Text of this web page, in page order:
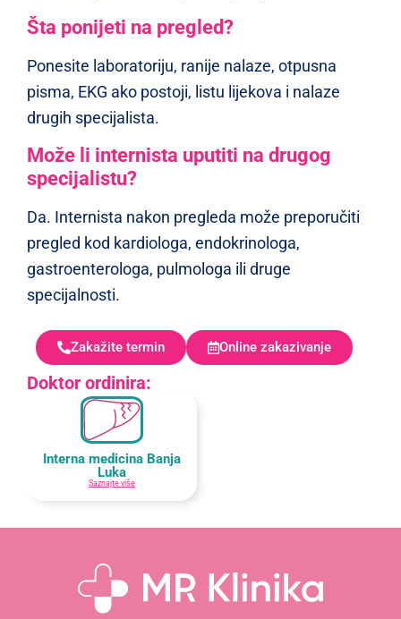
Šta ponijeti na pregled?
Ponesite laboratoriju, ranije nalaze, otpusna
pisma, EKG ako postoji, listu lijekova i nalaze
drugih specijalista.
Može li internista uputiti na drugog
specijalistu?
Da. Internista nakon pregleda može preporučiti
pregled kod kardiologa, endokrinologa,
gastroenterologa, pulmologa ili druge
specijalnosti.
Zakažite termin Online zakazivanje
Doktor ordinira:
Interna medicina Banja
Luka
Saznajte više